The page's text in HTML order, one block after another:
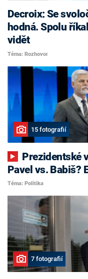
Decroix: Se
hodná. Spolu
vidět
Téma: Rozhovor
15 fotografií
Pavel vs. Babiš?
Téma: Politika
7 fotografií